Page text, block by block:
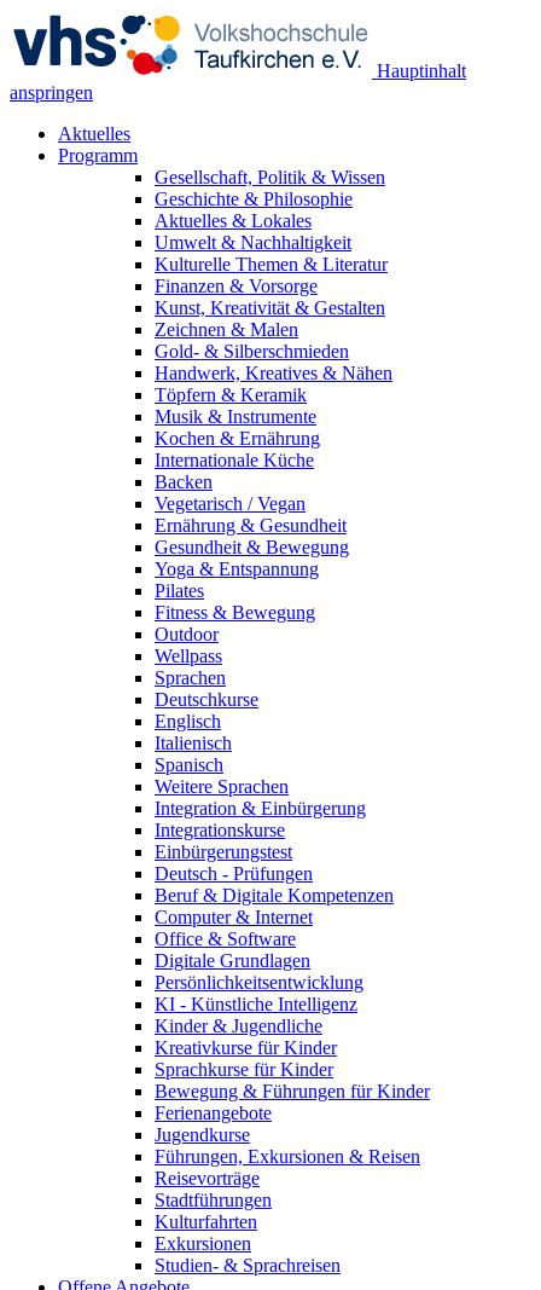
Hauptinhalt
anspringen
Aktuelles
Programm
Gesellschaft, Politik & Wissen
Geschichte & Philosophie
Aktuelles & Lokales
Umwelt & Nachhaltigkeit
Kulturelle Themen & Literatur
Finanzen & Vorsorge
Kunst, Kreativität & Gestalten
Zeichnen & Malen
Gold- & Silberschmieden
Handwerk, Kreatives & Nähen
Töpfern & Keramik
Musik & Instrumente
Kochen & Ernährung
Internationale Küche
Backen
Vegetarisch / Vegan
Ernährung & Gesundheit
Gesundheit & Bewegung
Yoga & Entspannung
Pilates
Fitness & Bewegung
Outdoor
Wellpass
Sprachen
Deutschkurse
Englisch
Italienisch
Spanisch
Weitere Sprachen
Integration & Einbürgerung
Integrationskurse
Einbürgerungstest
Deutsch - Prüfungen
Beruf & Digitale Kompetenzen
Computer & Internet
Office & Software
Digitale Grundlagen
Persönlichkeitsentwicklung
KI - Künstliche Intelligenz
Kinder & Jugendliche
Kreativkurse für Kinder
Sprachkurse für Kinder
Bewegung & Führungen für Kinder
Ferienangebote
Jugendkurse
Führungen, Exkursionen & Reisen
Reisevorträge
Stadtführungen
Kulturfahrten
Exkursionen
Studien- & Sprachreisen